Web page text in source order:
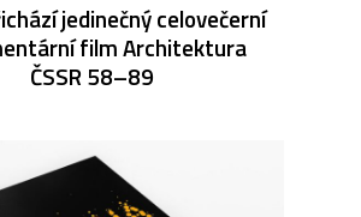
jedinečný celovečerní
film Architektura
ČSSR 58–89